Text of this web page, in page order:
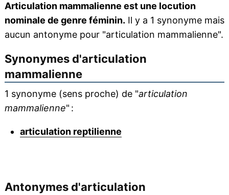
Articulation mammalienne est une locution
nominale de genre féminin. Il y a 1 synonyme mais
aucun antonyme pour "articulation mammalienne".
Synonymes d'articulation
mammalienne
1 synonyme (sens proche) de "articulation
mammalienne" :
articulation reptilienne
Antonymes d'articulation